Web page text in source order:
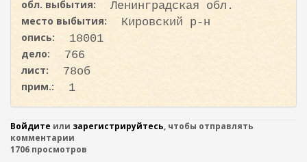
обл. выбытия:
Ленинградская обл.
место выбытия:
Кировский р-н
опись:
18001
дело:
766
лист:
78об
прим.:
1
Войдите или зарегистрируйтесь, чтобы отправлять
комментарии
1706 просмотров